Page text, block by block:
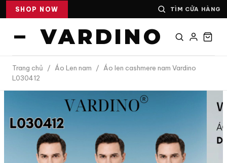
SHOP NOW TÌM CỬA HÀNG
VARDINO
Trang chủ / Áo Len nam /
Áo len cashmere nam Vardino
L030412